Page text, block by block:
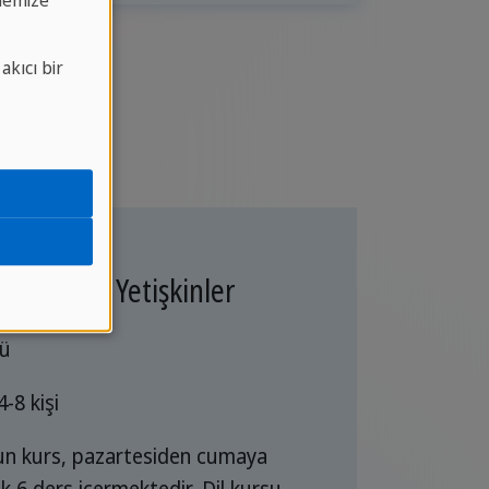
Kurslar Yetişkinler
8 kişi
kurs, pazartesiden cumaya
bir